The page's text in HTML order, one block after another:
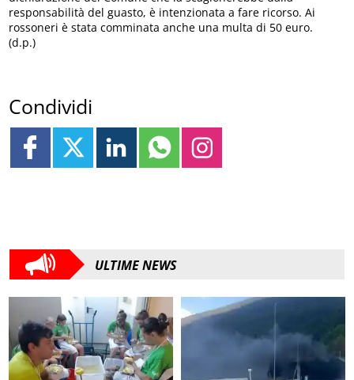
responsabilità del guasto, è intenzionata a fare ricorso. Ai
rossoneri è stata comminata anche una multa di 50 euro.
(d.p.)
Condividi
ULTIME NEWS